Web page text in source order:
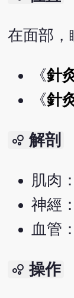
在面部，
《針
《針
bubble_chart 解剖
肌肉
神經
血管
bubble_chart 操作